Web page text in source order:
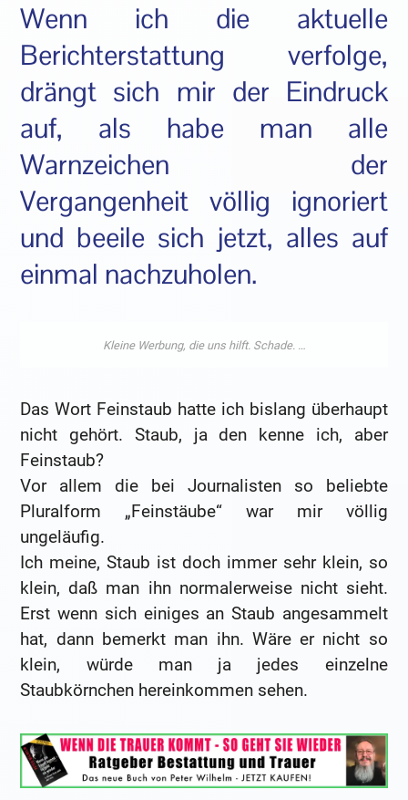
Wenn ich die aktuelle
Berichterstattung verfolge,
drängt sich mir der Eindruck
auf, als habe man alle
Warnzeichen der
Vergangenheit völlig ignoriert
und beeile sich jetzt, alles auf
einmal nachzuholen.
Das Wort Feinstaub hatte ich bislang überhaupt
nicht gehört. Staub, ja den kenne ich, aber
Feinstaub?
Vor allem die bei Journalisten so beliebte
Pluralform „Feinstäube“ war mir völlig
ungeläufig.
Ich meine, Staub ist doch immer sehr klein, so
klein, daß man ihn normalerweise nicht sieht.
Erst wenn sich einiges an Staub angesammelt
hat, dann bemerkt man ihn. Wäre er nicht so
klein, würde man ja jedes einzelne
Staubkörnchen hereinkommen sehen.